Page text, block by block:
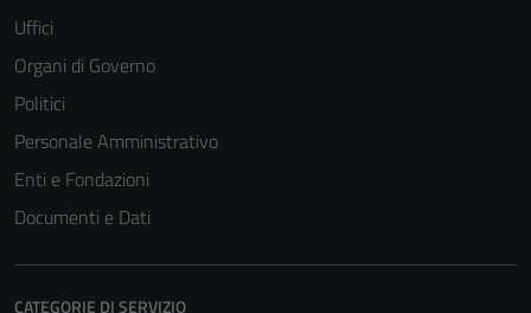
Uffici
Organi di Governo
Politici
Personale Amministrativo
Enti e Fondazioni
Documenti e Dati
CATEGORIE DI SERVIZIO
disabilitati.